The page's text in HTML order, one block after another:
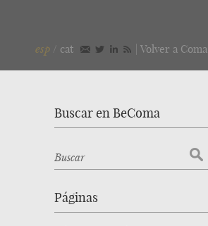
esp/ cat Volver a Coma
Buscar en BeComa
Páginas